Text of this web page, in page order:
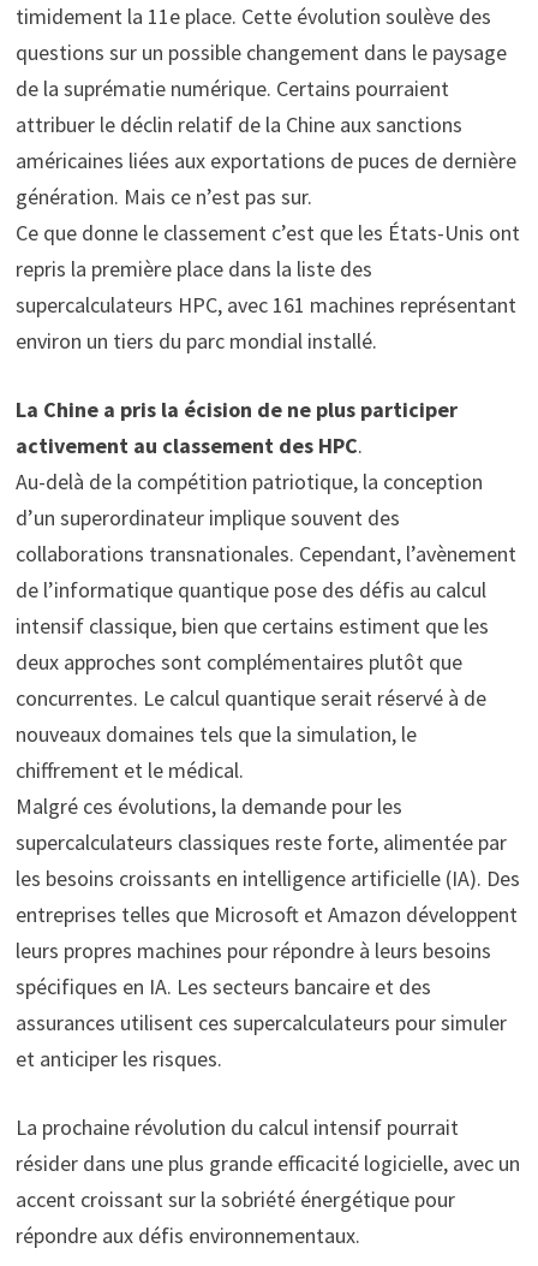
timidement la 11e place. Cette évolution soulève des
questions sur un possible changement dans le paysage
de la suprématie numérique. Certains pourraient
attribuer le déclin relatif de la Chine aux sanctions
américaines liées aux exportations de puces de dernière
génération. Mais ce n’est pas sur.
Ce que donne le classement c’est que les États-Unis ont
repris la première place dans la liste des
supercalculateurs HPC, avec 161 machines représentant
environ un tiers du parc mondial installé.
La Chine a pris la écision de ne plus participer
activement au classement des HPC.
Au-delà de la compétition patriotique, la conception
d’un superordinateur implique souvent des
collaborations transnationales. Cependant, l’avènement
de l’informatique quantique pose des défis au calcul
intensif classique, bien que certains estiment que les
deux approches sont complémentaires plutôt que
concurrentes. Le calcul quantique serait réservé à de
nouveaux domaines tels que la simulation, le
chiffrement et le médical.
Malgré ces évolutions, la demande pour les
supercalculateurs classiques reste forte, alimentée par
les besoins croissants en intelligence artificielle (IA). Des
entreprises telles que Microsoft et Amazon développent
leurs propres machines pour répondre à leurs besoins
spécifiques en IA. Les secteurs bancaire et des
assurances utilisent ces supercalculateurs pour simuler
et anticiper les risques.
La prochaine révolution du calcul intensif pourrait
résider dans une plus grande efficacité logicielle, avec un
accent croissant sur la sobriété énergétique pour
répondre aux défis environnementaux.